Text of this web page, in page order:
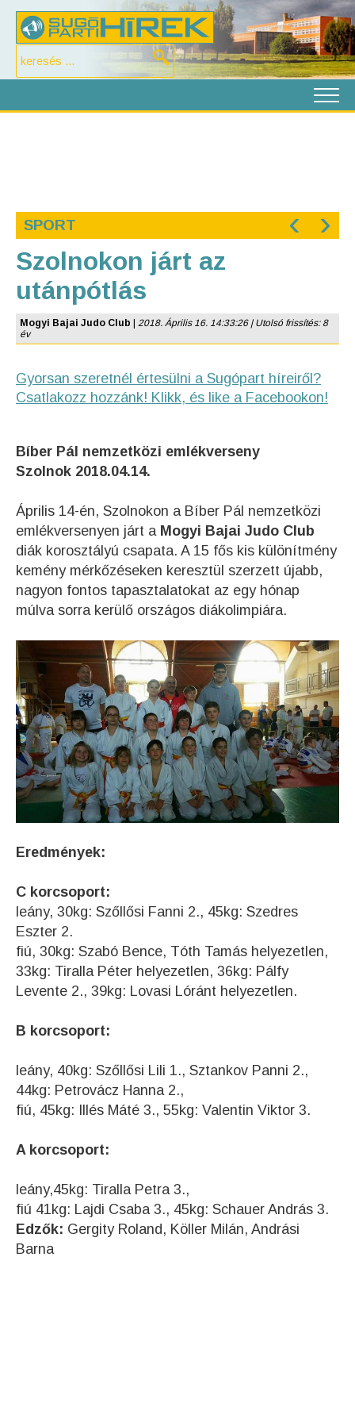
SPORT ‹ ›
Szolnokon járt az
utánpótlás
Mogyi Bajai Judo Club
2018. Április 16. 14:33:26 | Utolsó frissítés: 8
év
Gyorsan szeretnél értesülni a Sugópart híreiről?
Csatlakozz hozzánk! Klikk, és like a Facebookon!
Bíber Pál nemzetközi emlékverseny
Szolnok 2018.04.14.
Április 14-én, Szolnokon a Bíber Pál nemzetközi
emlékversenyen járt a Mogyi Bajai Judo Club
diák korosztályú csapata. A 15 fős kis különítmény
kemény mérkőzéseken keresztül szerzett újabb,
nagyon fontos tapasztalatokat az egy hónap
múlva sorra kerülő országos diákolimpiára.
Eredmények:
C korcsoport:
leány, 30kg: Szőllősi Fanni 2., 45kg: Szedres
Eszter 2.
fiú, 30kg: Szabó Bence, Tóth Tamás helyezetlen,
33kg: Tiralla Péter helyezetlen, 36kg: Pálfy
Levente 2., 39kg: Lovasi Lóránt helyezetlen.
B korcsoport:
leány, 40kg: Szőllősi Lili 1., Sztankov Panni 2.,
44kg: Petrovácz Hanna 2.,
fiú, 45kg: Illés Máté 3., 55kg: Valentin Viktor 3.
A korcsoport:
leány,45kg: Tiralla Petra 3.,
fiú 41kg: Lajdi Csaba 3., 45kg: Schauer András 3.
Edzők: Gergity Roland, Köller Milán, Andrási
Barna